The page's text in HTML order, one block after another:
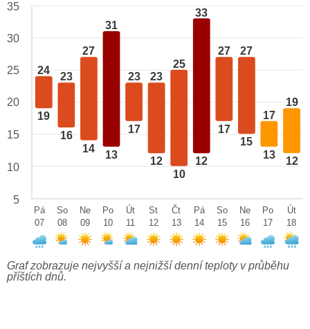
24
19
23
16
27
14
31
13
23
17
23
12
25
10
33
12
27
17
27
15
17
13
19
12
35
30
25
20
15
10
5
Pá
07
So
08
Ne
09
Po
10
Út
11
St
12
Čt
13
Pá
14
So
15
Ne
16
Po
17
Út
18
Graf zobrazuje nejvyšší a nejnižší denní teploty v průběhu
příštích dnů.